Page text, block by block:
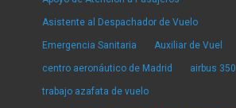
Asistente al Despachador de Vuelo
Emergencia Sanitaria Auxiliar de Vuel
centro aeronáutico de Madrid airbus 350
trabajo azafata de vuelo